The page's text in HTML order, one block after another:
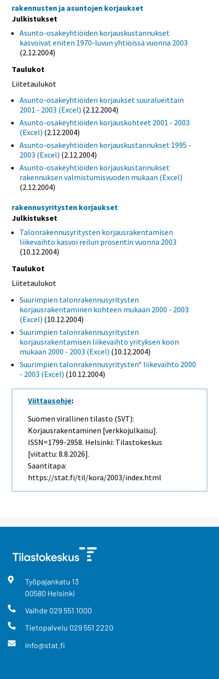
rakennusten ja asuntojen korjaukset
Julkistukset
Asunto-osakeyhtiöiden korjauskustannukset
kasvoivat eniten 1970-luvun yhtiöissä vuonna 2003
(2.12.2004)
Taulukot
Liitetaulukot
Asunto-osakeyhtiöiden korjaukset suuralueittain
2001 - 2003 (Excel) (2.12.2004)
Asunto-osakeyhtiöiden korjauskohteet 2001 - 2003
(Excel) (2.12.2004)
Asunto-osakeyhtiöiden korjauskustannukset 1995 -
2003 (Excel) (2.12.2004)
Asunto-osakeyhtiöiden korjauskustannukset
rakennuksen valmistumisvuoden mukaan (Excel)
(2.12.2004)
rakennusyritysten korjaukset
Julkistukset
Talonrakennusyritysten korjausrakentamisen
liikevaihto kasvoi reilun prosentin vuonna 2003
(10.12.2004)
Taulukot
Liitetaulukot
Suurimpien talonrakennusyritysten
korjausrakentaminen kohteen mukaan 2000 - 2003
(Excel) (10.12.2004)
Suurimpien talonrakennusyritysten
korjausrakentamisen liikevaihto yrityksen koon
mukaan 2000 - 2003 (Excel) (10.12.2004)
Suurimpien talonrakennusyritysten* liikevaihto 2000
- 2003 (Excel) (10.12.2004)
Viittausohje:
Suomen virallinen tilasto (SVT):
Korjausrakentaminen [verkkojulkaisu].
ISSN=1799-2958. Helsinki: Tilastokeskus
[viitattu: 8.8.2026].
Saantitapa:
https://stat.fi/til/kora/2003/index.html
Työpajankatu 13
00580 Helsinki
Vaihde 029 551 1000
Tietopalvelu 029 551 2220
info@stat.fi